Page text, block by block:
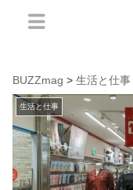
BUZZmag > 生活と仕事
生活と仕事